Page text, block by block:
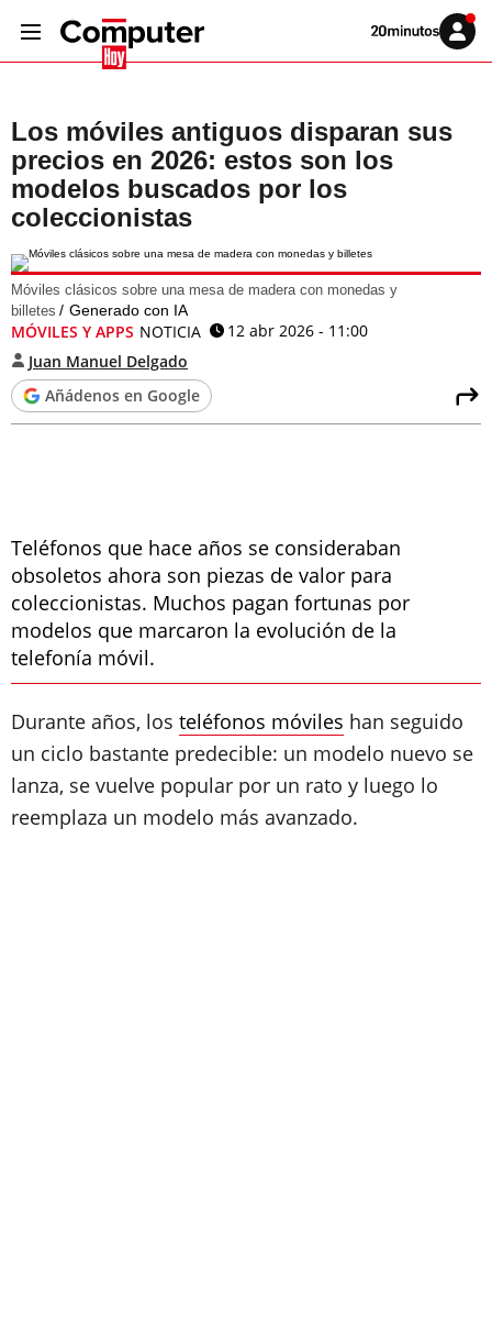
Volver
Iniciar
sesión
Los móviles antiguos disparan sus
precios en 2026: estos son los
modelos buscados por los
coleccionistas
Móviles clásicos sobre una mesa de madera con monedas y
billetes
Generado con IA
MÓVILES Y APPS NOTICIA
12 abr 2026 - 11:00
Juan Manuel Delgado
Añádenos en Google
Teléfonos que hace años se consideraban
obsoletos ahora son piezas de valor para
coleccionistas. Muchos pagan fortunas por
modelos que marcaron la evolución de la
telefonía móvil.
Durante años, los teléfonos móviles han seguido
un ciclo bastante predecible: un modelo nuevo se
lanza, se vuelve popular por un rato y luego lo
reemplaza un modelo más avanzado.